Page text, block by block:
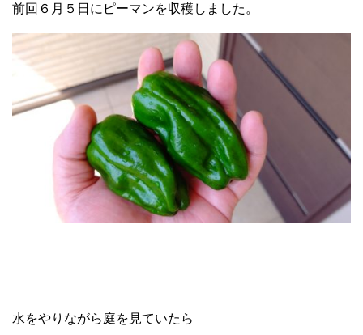
前回６月５日にピーマンを収穫しました。
水をやりながら庭を見ていたら